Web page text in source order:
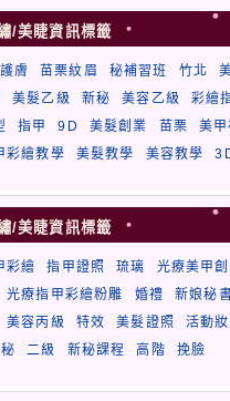
/美睫資訊標籤
護膚 苗栗紋眉 秘補習班 竹北
美髮乙級 新秘 美容乙級 彩繪
指甲 9D 美髮創業 苗栗 美
彩繪教學 美髮教學 美容教學
/美睫資訊標籤
彩繪 指甲證照 琉璃 光療美甲
光療指甲彩繪粉雕 婚禮 新娘秘
美容丙級 特效 美髮證照 活動妝
二級 新秘課程 高階 挽臉